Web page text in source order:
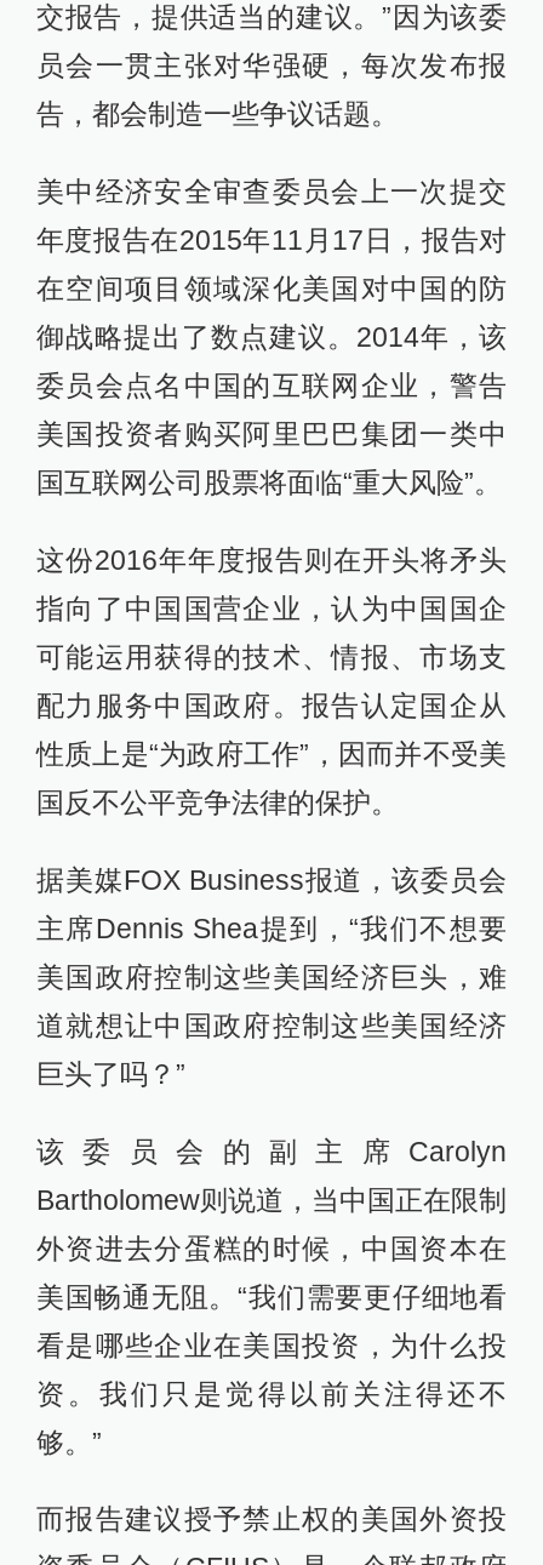
交报告，提供适当的建议。”因为该委
员会一贯主张对华强硬，每次发布报
告，都会制造一些争议话题。
美中经济安全审查委员会上一次提交
年度报告在2015年11月17日，报告对
在空间项目领域深化美国对中国的防
御战略提出了数点建议。2014年，该
委员会点名中国的互联网企业，警告
美国投资者购买阿里巴巴集团一类中
国互联网公司股票将面临“重大风险”。
这份2016年年度报告则在开头将矛头
指向了中国国营企业，认为中国国企
可能运用获得的技术、情报、市场支
配力服务中国政府。报告认定国企从
性质上是“为政府工作”，因而并不受美
国反不公平竞争法律的保护。
据美媒FOX Business报道，该委员会
主席Dennis Shea提到，“我们不想要
美国政府控制这些美国经济巨头，难
道就想让中国政府控制这些美国经济
巨头了吗？”
该委员会的副主席Carolyn
Bartholomew则说道，当中国正在限制
外资进去分蛋糕的时候，中国资本在
美国畅通无阻。“我们需要更仔细地看
看是哪些企业在美国投资，为什么投
资。我们只是觉得以前关注得还不
够。”
而报告建议授予禁止权的美国外资投